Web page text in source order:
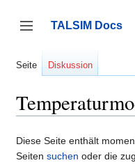
springen
Seitenleiste umschalten
TALSIM Docs
Seite Diskussion
Diese Seite enthält
Seiten suchen oder die